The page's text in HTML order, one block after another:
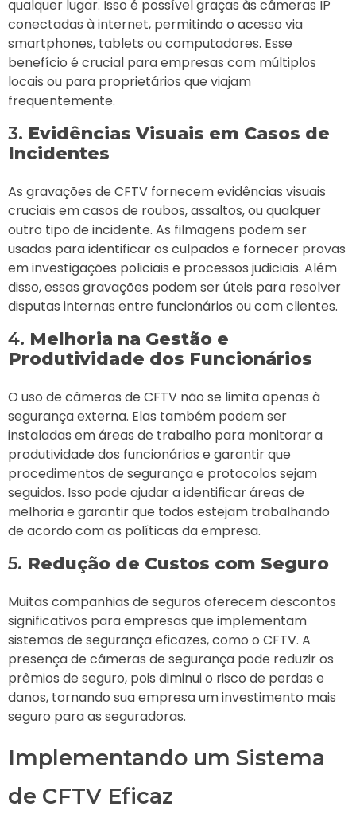
qualquer lugar. Isso é possível graças às câmeras IP
conectadas à internet, permitindo o acesso via
smartphones, tablets ou computadores. Esse
benefício é crucial para empresas com múltiplos
locais ou para proprietários que viajam
frequentemente.
3. Evidências Visuais em Casos de
Incidentes
As gravações de CFTV fornecem evidências visuais
cruciais em casos de roubos, assaltos, ou qualquer
outro tipo de incidente. As filmagens podem ser
usadas para identificar os culpados e fornecer provas
em investigações policiais e processos judiciais. Além
disso, essas gravações podem ser úteis para resolver
disputas internas entre funcionários ou com clientes.
4. Melhoria na Gestão e
Produtividade dos Funcionários
O uso de câmeras de CFTV não se limita apenas à
segurança externa. Elas também podem ser
instaladas em áreas de trabalho para monitorar a
produtividade dos funcionários e garantir que
procedimentos de segurança e protocolos sejam
seguidos. Isso pode ajudar a identificar áreas de
melhoria e garantir que todos estejam trabalhando
de acordo com as políticas da empresa.
5. Redução de Custos com Seguro
Muitas companhias de seguros oferecem descontos
significativos para empresas que implementam
sistemas de segurança eficazes, como o CFTV. A
presença de câmeras de segurança pode reduzir os
prêmios de seguro, pois diminui o risco de perdas e
danos, tornando sua empresa um investimento mais
seguro para as seguradoras.
Implementando um Sistema
de CFTV Eficaz